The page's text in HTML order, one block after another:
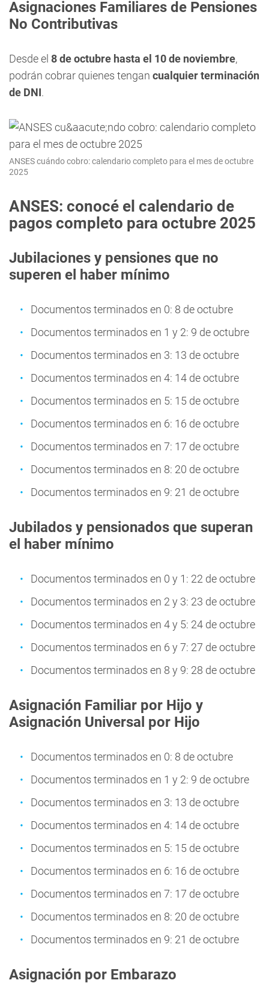
Asignaciones Familiares de Pensiones
No Contributivas
Desde el 8 de octubre hasta el 10 de noviembre,
podrán cobrar quienes tengan cualquier terminación
de DNI.
ANSES cuándo cobro: calendario completo para el mes de octubre
2025
ANSES: conocé el calendario de
pagos completo para octubre 2025
Jubilaciones y pensiones que no
superen el haber mínimo
Documentos terminados en 0: 8 de octubre
Documentos terminados en 1 y 2: 9 de octubre
Documentos terminados en 3: 13 de octubre
Documentos terminados en 4: 14 de octubre
Documentos terminados en 5: 15 de octubre
Documentos terminados en 6: 16 de octubre
Documentos terminados en 7: 17 de octubre
Documentos terminados en 8: 20 de octubre
Documentos terminados en 9: 21 de octubre
Jubilados y pensionados que superan
el haber mínimo
Documentos terminados en 0 y 1: 22 de octubre
Documentos terminados en 2 y 3: 23 de octubre
Documentos terminados en 4 y 5: 24 de octubre
Documentos terminados en 6 y 7: 27 de octubre
Documentos terminados en 8 y 9: 28 de octubre
Asignación Familiar por Hijo y
Asignación Universal por Hijo
Documentos terminados en 0: 8 de octubre
Documentos terminados en 1 y 2: 9 de octubre
Documentos terminados en 3: 13 de octubre
Documentos terminados en 4: 14 de octubre
Documentos terminados en 5: 15 de octubre
Documentos terminados en 6: 16 de octubre
Documentos terminados en 7: 17 de octubre
Documentos terminados en 8: 20 de octubre
Documentos terminados en 9: 21 de octubre
Asignación por Embarazo